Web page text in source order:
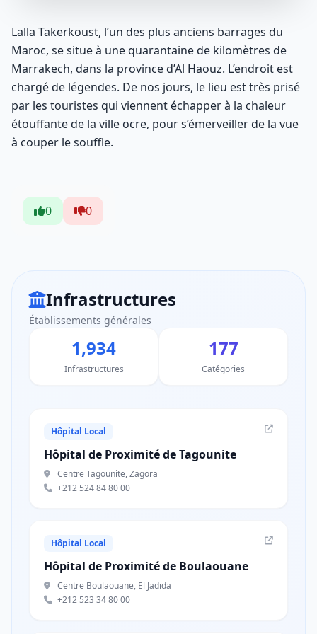
Lalla Takerkoust, l’un des plus anciens barrages du
Maroc, se situe à une quarantaine de kilomètres de
Marrakech, dans la province d’Al Haouz. L’endroit est
chargé de légendes. De nos jours, le lieu est très prisé
par les touristes qui viennent échapper à la chaleur
étouffante de la ville ocre, pour s’émerveiller de la vue
à couper le souffle.
0 0
Infrastructures
Établissements générales
1,934
Infrastructures
177
Catégories
Hôpital Local
Hôpital de Proximité de Tagounite
Centre Tagounite, Zagora
+212 524 84 80 00
Hôpital Local
Hôpital de Proximité de Boulaouane
Centre Boulaouane, El Jadida
+212 523 34 80 00